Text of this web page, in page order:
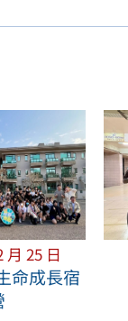
月 25 日
命成長宿